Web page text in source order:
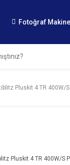
Fotoğraf
Pluskit 4 TR 400W/